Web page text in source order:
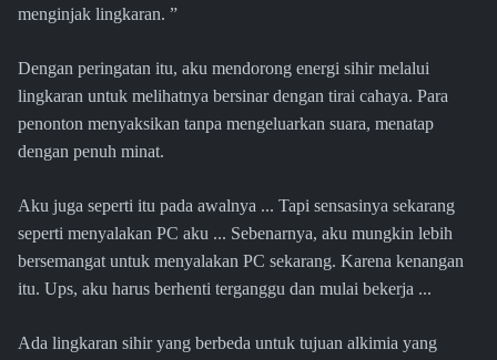
menginjak lingkaran. ”
Dengan peringatan itu, aku mendorong energi sihir melalui
lingkaran untuk melihatnya bersinar dengan tirai cahaya. Para
penonton menyaksikan tanpa mengeluarkan suara, menatap
dengan penuh minat.
Aku juga seperti itu pada awalnya ... Tapi sensasinya sekarang
seperti menyalakan PC aku ... Sebenarnya, aku mungkin lebih
bersemangat untuk menyalakan PC sekarang. Karena kenangan
itu. Ups, aku harus berhenti terganggu dan mulai bekerja ...
Ada lingkaran sihir yang berbeda untuk tujuan alkimia yang